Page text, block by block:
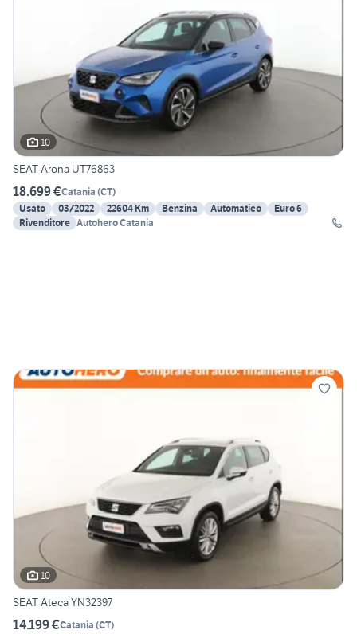
10
SEAT Arona UT76863
18.699 €Catania (CT)
Usato
03/2022 22604 Km Benzina Automatico
Euro 6
Rivenditore Autohero Catania
10
SEAT Ateca YN32397
14.199 €Catania (CT)